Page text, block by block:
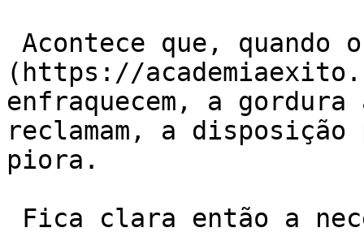
(https://
enfraquecem, a
reclamam, a
piora.